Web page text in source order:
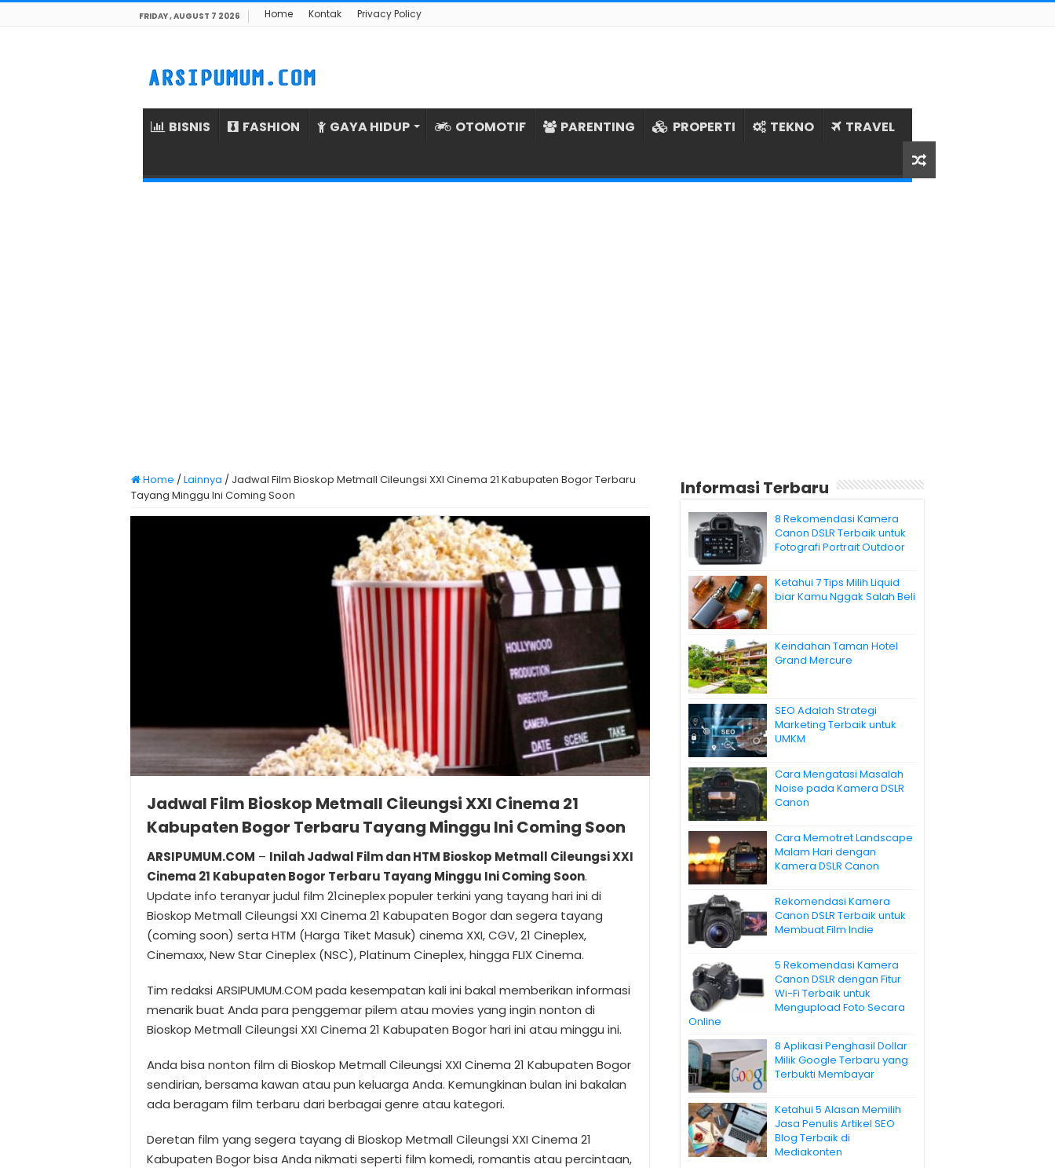
FRIDAY , AUGUST 7 2026 Home Kontak Privacy Policy
BISNIS FASHION GAYA HIDUP OTOMOTIF PARENTING PROPERTI TEKNO TRAVEL
Home /Lainnya / Jadwal Film Bioskop Metmall Cileungsi XXI Cinema 21 Kabupaten Bogor Terbaru
Tayang Minggu Ini Coming Soon
Jadwal Film Bioskop Metmall Cileungsi XXI Cinema 21
Kabupaten Bogor Terbaru Tayang Minggu Ini Coming Soon
ARSIPUMUM.COM – Inilah Jadwal Film dan HTM Bioskop Metmall Cileungsi XXI
Cinema 21 Kabupaten Bogor Terbaru Tayang Minggu Ini Coming Soon.
Update info teranyar judul film 21cineplex populer terkini yang tayang hari ini di
Bioskop Metmall Cileungsi XXI Cinema 21 Kabupaten Bogor dan segera tayang
(coming soon) serta HTM (Harga Tiket Masuk) cinema XXI, CGV, 21 Cineplex,
Cinemaxx, New Star Cineplex (NSC), Platinum Cineplex, hingga FLIX Cinema.
Tim redaksi ARSIPUMUM.COM pada kesempatan kali ini bakal memberikan informasi
menarik buat Anda para penggemar pilem atau movies yang ingin nonton di
Bioskop Metmall Cileungsi XXI Cinema 21 Kabupaten Bogor hari ini atau minggu ini.
Anda bisa nonton film di Bioskop Metmall Cileungsi XXI Cinema 21 Kabupaten Bogor
sendirian, bersama kawan atau pun keluarga Anda. Kemungkinan bulan ini bakalan
ada beragam film terbaru dari berbagai genre atau kategori.
Deretan film yang segera tayang di Bioskop Metmall Cileungsi XXI Cinema 21
Kabupaten Bogor bisa Anda nikmati seperti film komedi, romantis atau percintaan,
Informasi Terbaru
8 Rekomendasi Kamera
Canon DSLR Terbaik untuk
Fotografi Portrait Outdoor
Ketahui 7 Tips Milih Liquid
biar Kamu Nggak Salah Beli
Keindahan Taman Hotel
Grand Mercure
SEO Adalah Strategi
Marketing Terbaik untuk
UMKM
Cara Mengatasi Masalah
Noise pada Kamera DSLR
Canon
Cara Memotret Landscape
Malam Hari dengan
Kamera DSLR Canon
Rekomendasi Kamera
Canon DSLR Terbaik untuk
Membuat Film Indie
5 Rekomendasi Kamera
Canon DSLR dengan Fitur
Wi-Fi Terbaik untuk
Mengupload Foto Secara
Online
8 Aplikasi Penghasil Dollar
Milik Google Terbaru yang
Terbukti Membayar
Ketahui 5 Alasan Memilih
Jasa Penulis Artikel SEO
Blog Terbaik di
Mediakonten